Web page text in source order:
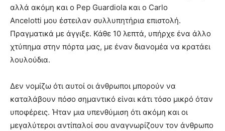
αλλά ακόμη και ο Pep Guardiola και ο Carlo
Ancelotti μου έστειλαν συλλυπητήρια επιστολή.
Πραγματικά με άγγιξε. Κάθε 10 λεπτά, υπήρχε ένα άλλο
χτύπημα στην πόρτα μας, με έναν διανομέα να κρατάει
λουλούδια.
Δεν νομίζω ότι αυτοί οι άνθρωποι μπορούν να
καταλάβουν πόσο σημαντικό είναι κάτι τόσο μικρό όταν
υποφέρεις. Ήταν μια υπενθύμιση ότι ακόμη και οι
μεγαλύτεροι αντίπαλοί σου αναγνωρίζουν τον άνθρωπο